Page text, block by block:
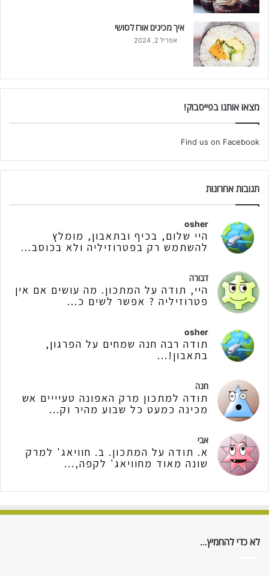
איך מכינים אורז לסושי
אפריל 2, 2024
מצאו אותנו בפייסבוק!
Find us on Facebook
תגובות אחרונות
osher
היי שלום, בכיף ובתאבון, מומלץ
להשתמש רק בפטרוזיליה ולא בכוסב...
דבורה
היי, תודה על המתכון. מה עושים אם אין
פטרוזיליה ? אפשר לשים כ...
osher
תודה רבה חנה שמחים על הפרגון,
בתאבון!...
חנה
תודה למתכון מרק האפונה טעיייים אש
מכינה כמעט כל שבוע מהיר וק...
אבי
א. תודה על המתכון. ב. חוויאג' למרק
שונה מאוד מחוויאג' לקפה,...
לא כדי להחמיץ…